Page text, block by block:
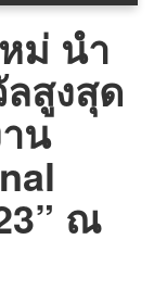
ม่ นำ
สูงสุด
น
ณ